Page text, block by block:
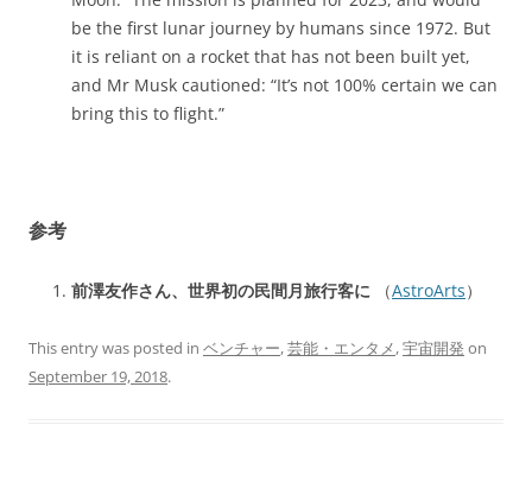
be the first lunar journey by humans since 1972. But
it is reliant on a rocket that has not been built yet,
and Mr Musk cautioned: “It’s not 100% certain we can
bring this to flight.”
参考
前澤友作さん、世界初の民間月旅行客に （AstroArts）
This entry was posted in ベンチャー,芸能・エンタメ,宇宙開発 on
September 19, 2018.